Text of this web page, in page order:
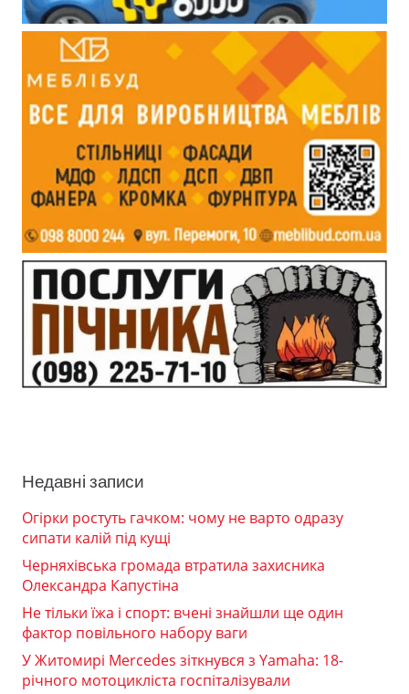
Недавні записи
Огірки ростуть гачком: чому не варто одразу
сипати калій під кущі
Черняхівська громада втратила захисника
Олександра Капустіна
Не тільки їжа і спорт: вчені знайшли ще один
фактор повільного набору ваги
У Житомирі Mercedes зіткнувся з Yamaha: 18-
річного мотоцикліста госпіталізували